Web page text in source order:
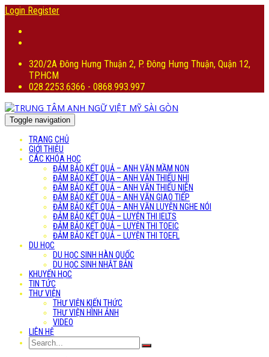
Login Register
320/2A Đông Hưng Thuận 2, P. Đông Hưng Thuận, Quận 12,
TP.HCM
028.2253.6366 - 0868.993.997
Toggle navigation
TRANG CHỦ
GIỚI THIỆU
CÁC KHÓA HỌC
ĐẢM BẢO KẾT QUẢ – ANH VĂN MẦM NON
ĐẢM BẢO KẾT QUẢ – ANH VĂN THIẾU NHI
ĐẢM BẢO KẾT QUẢ – ANH VĂN THIẾU NIÊN
ĐẢM BẢO KẾT QUẢ – ANH VĂN GIAO TIẾP
ĐẢM BẢO KẾT QUẢ – ANH VĂN LUYỆN NGHE NÓI
ĐẢM BẢO KẾT QUẢ – LUYỆN THI IELTS
ĐẢM BẢO KẾT QUẢ – LUYỆN THI TOEIC
ĐẢM BẢO KẾT QUẢ – LUYỆN THI TOEFL
DU HỌC
DU HỌC SINH HÀN QUỐC
DU HỌC SINH NHẬT BẢN
KHUYẾN HỌC
TIN TỨC
THƯ VIỆN
THƯ VIỆN KIẾN THỨC
THƯ VIỆN HÌNH ẢNH
VIDEO
LIÊN HỆ